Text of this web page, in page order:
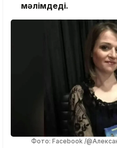
мәлімдеді.
Фото: Facebook /